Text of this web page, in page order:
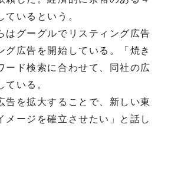
ているという。
グーグルでリスティング広告
グ広告を開始している。「焼き
ード検索に合わせて、同社の広
ている。
を拡大することで、新しい東
メージを確立させたい」と話し